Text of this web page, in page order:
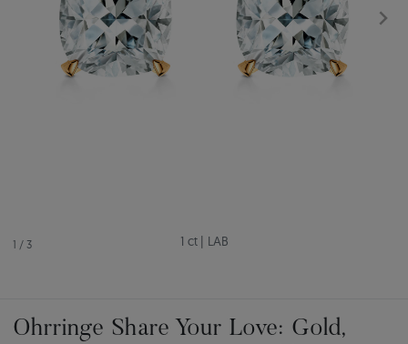
1 / 3 1 ct | LAB
Ohrringe Share Your Love: Gold,